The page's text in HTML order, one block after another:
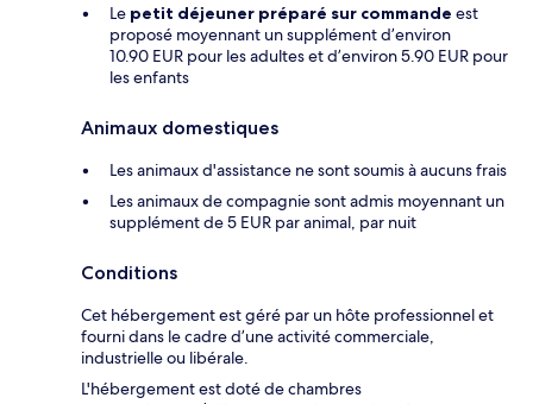
Le petit déjeuner préparé sur commande est
proposé moyennant un supplément d’environ
10.90 EUR pour les adultes et d’environ 5.90 EUR pour
les enfants
Animaux domestiques
Les animaux d'assistance ne sont soumis à aucuns frais
Les animaux de compagnie sont admis moyennant un
supplément de 5 EUR par animal, par nuit
Conditions
Cet hébergement est géré par un hôte professionnel et
fourni dans le cadre d’une activité commerciale,
industrielle ou libérale.
L'hébergement est doté de chambres